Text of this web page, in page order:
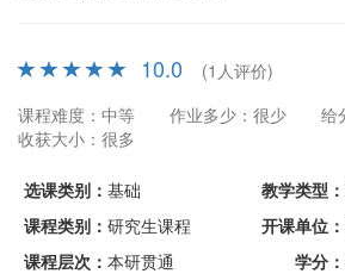
10.0
(1人评价)
课程难度：中等
作业多少：很少
给
收获大小：很多
选课类别： 基础 教学类型：
课程类别： 研究生课程 开课单位：
课程层次： 本研贯通 学分：